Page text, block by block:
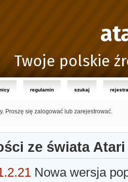
Twoje polskie
regulamin szukaj
Proszę się zalogować lub zarejestrować.
ze świata Atari
Nowa wersja